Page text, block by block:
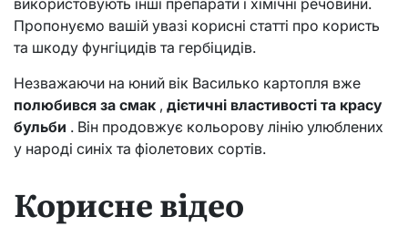
Пропонуємо вашій увазі корисні статті про користь
та шкоду фунгіцидів та гербіцидів.
Незважаючи на юний вік Василько картопля вже
полюбився за смак , дієтичні властивості та красу
бульби . Він продовжує кольорову лінію улюблених
у народі синіх та фіолетових сортів.
Корисне відео